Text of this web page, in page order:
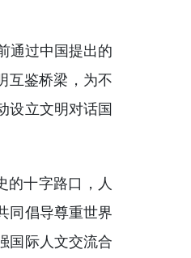
通过中国提出的
互鉴桥梁，为不
设立文明对话国
十字路口，人
同倡导尊重世界
国际人文交流合